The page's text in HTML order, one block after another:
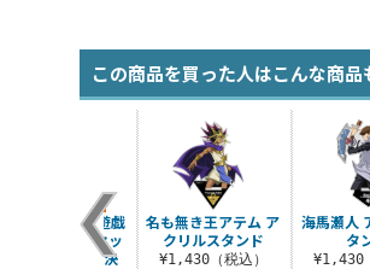
この商品を買った人はこんな商品
描き下ろし 武藤遊戯
ミニステッカーセッ
ト オフモードの決
名も無き王アテム ア
クリルスタンド
¥1,430（税込）
海馬瀬人
タ
¥1,430